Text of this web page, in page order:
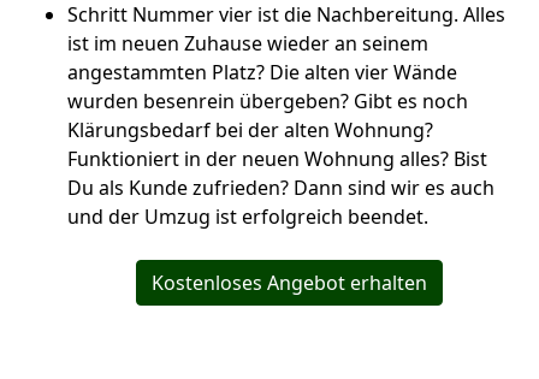
Schritt Nummer vier ist die Nachbereitung. Alles
ist im neuen Zuhause wieder an seinem
angestammten Platz? Die alten vier Wände
wurden besenrein übergeben? Gibt es noch
Klärungsbedarf bei der alten Wohnung?
Funktioniert in der neuen Wohnung alles? Bist
Du als Kunde zufrieden? Dann sind wir es auch
und der Umzug ist erfolgreich beendet.
Kostenloses Angebot erhalten